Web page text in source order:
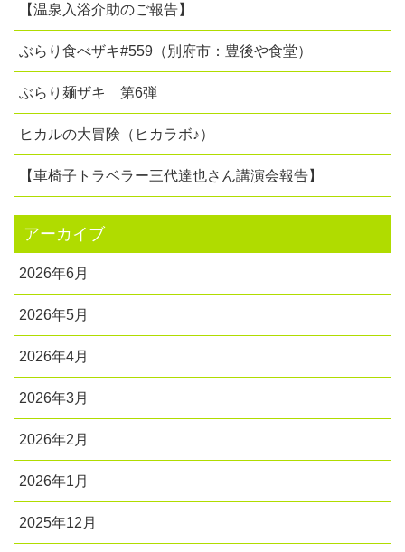
【温泉入浴介助のご報告】
ぶらり食べザキ#559（別府市：豊後や食堂）
ぶらり麺ザキ 第6弾
ヒカルの大冒険（ヒカラボ♪）
【車椅子トラベラー三代達也さん講演会報告】
アーカイブ
2026年6月
2026年5月
2026年4月
2026年3月
2026年2月
2026年1月
2025年12月